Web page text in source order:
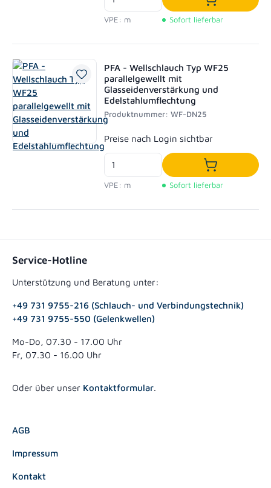
VPE: m
In den
Sofort lieferbar
PFA - Wellschlauch Typ WF25
parallelgewellt mit
Glasseidenverstärkung und
Edelstahlumflechtung
Produktnummer: WF-DN25
Regulärer Preis:
Preise nach Login sichtbar
VPE: m
In den
Sofort lieferbar
Service-Hotline
Unterstützung und Beratung unter:
+49 731 9755-216 (Schlauch- und Verbindungstechnik)
+49 731 9755-550 (Gelenkwellen)
Mo-Do, 07.30 - 17.00 Uhr
Fr, 07.30 - 16.00 Uhr
Oder über unser Kontaktformular.
AGB
Impressum
Kontakt